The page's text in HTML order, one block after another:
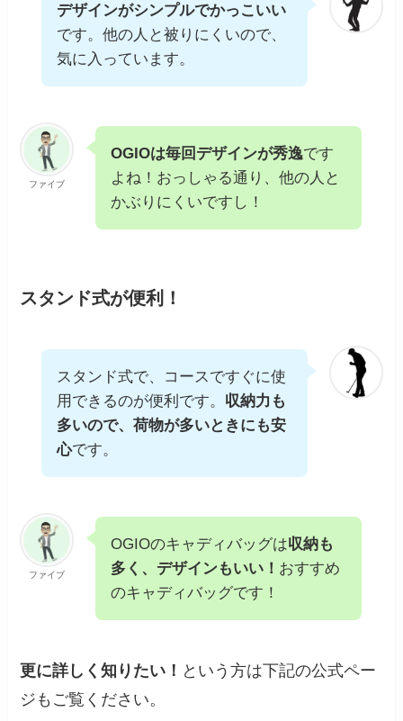
デザインがシンプルでかっこいい
です。他の人と被りにくいので、
気に入っています。
ファイブ
OGIOは毎回デザインが秀逸です
よね！おっしゃる通り、他の人と
かぶりにくいですし！
スタンド式が便利！
スタンド式で、コースですぐに使
用できるのが便利です。 収納力も
多いので、荷物が多いときにも安
心です。
ファイブ
OGIOのキャディバッグは収納も
多く、デザインもいい！ おすすめ
のキャディバッグです！
更に詳しく知りたい！ という方は下記の公式ペー
ジもご覧ください。